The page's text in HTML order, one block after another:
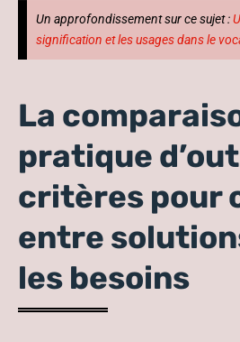
Un approfondissement sur ce sujet :
signification et les usages dans le
La
pratique
critères pour
entre
les besoins